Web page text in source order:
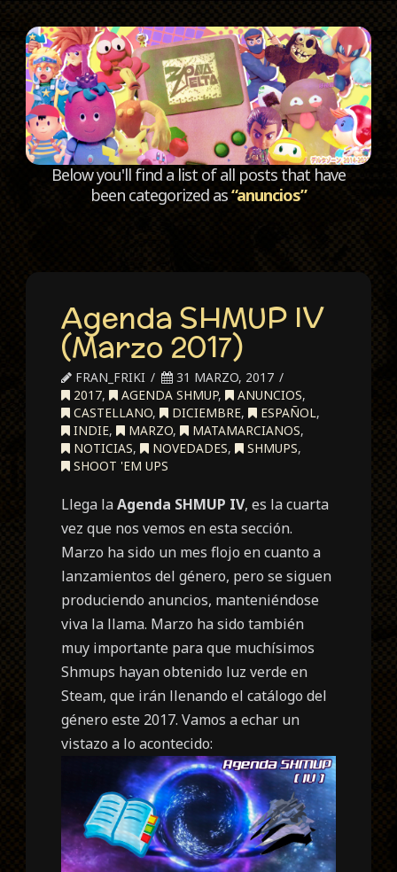
Below you'll find a list of all posts that have
been categorized as“anuncios”
Agenda SHMUP IV
(Marzo 2017)
FRAN_FRIKI
31 MARZO, 2017
2017, AGENDA SHMUP, ANUNCIOS,
CASTELLANO, DICIEMBRE, ESPAÑOL,
INDIE, MARZO, MATAMARCIANOS,
NOTICIAS, NOVEDADES, SHMUPS,
SHOOT 'EM UPS
Llega laAgenda SHMUP IV, es la cuarta
vez que nos vemos en esta sección.
Marzo ha sido un mes flojo en cuanto a
lanzamientos del género, pero se siguen
produciendo anuncios, manteniéndose
viva la llama. Marzo ha sido también
muy importante para que muchísimos
Shmups hayan obtenido luz verde en
Steam, que irán llenando el catálogo del
género este 2017. Vamos a echar un
vistazo a lo acontecido: